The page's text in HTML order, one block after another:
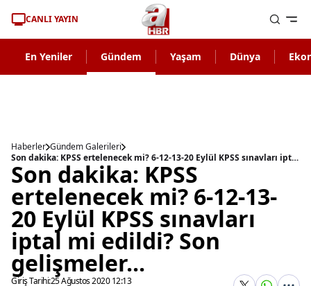
CANLI YAYIN
En Yeniler Gündem Yaşam Dünya
Haberler Gündem Galerileri
Son dakika: KPSS ertelenecek mi? 6-12-13-20 Eylül KPSS sınavları iptal mi edildi? Son gelişmeler...
Son dakika: KPSS
ertelenecek mi? 6-12-13-
20 Eylül KPSS sınavları
iptal mi edildi? Son
gelişmeler...
Giriş Tarihi:25 Ağustos 2020 12:13